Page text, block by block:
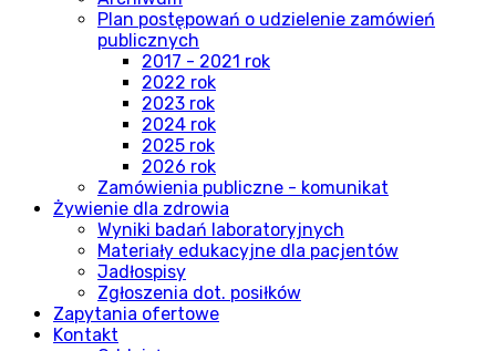
Plan postępowań o udzielenie zamówień
publicznych
2017 - 2021 rok
2022 rok
2023 rok
2024 rok
2025 rok
2026 rok
Zamówienia publiczne - komunikat
Żywienie dla zdrowia
Wyniki badań laboratoryjnych
Materiały edukacyjne dla pacjentów
Jadłospisy
Zgłoszenia dot. posiłków
Zapytania ofertowe
Kontakt